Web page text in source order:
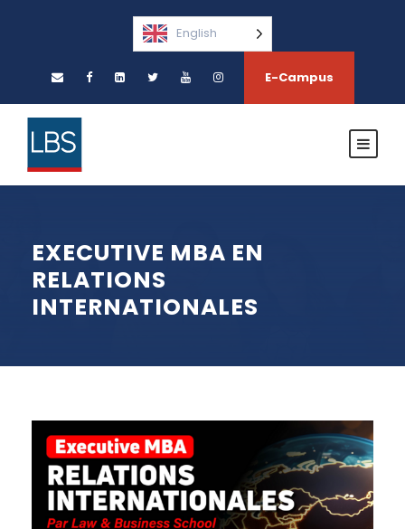
English
E-Campus
EXECUTIVE MBA EN
RELATIONS
INTERNATIONALES